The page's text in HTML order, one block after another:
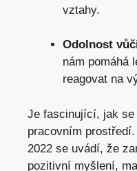
vztahy.
Odolnost
nám pomáhá
reagovat na
Je fascinující, jak
pracovním
2022 se uvádí, že
pozitivní myšlení,